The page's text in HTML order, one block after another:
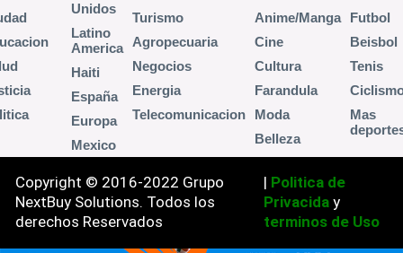
Unidos
Latino
America
Haiti
España
Europa
Mexico
Turismo
Agropecuaria
Negocios
Energia
Telecomunicacion
Anime/Manga
Cine
Cultura
Farandula
Moda
Belleza
Futbol
Beisbol
Tenis
Mas
Copyright © 2016-2022 Grupo
NextBuy Solutions. Todos los
derechos Reservados
| Politica de
Privacida y
terminos de Uso